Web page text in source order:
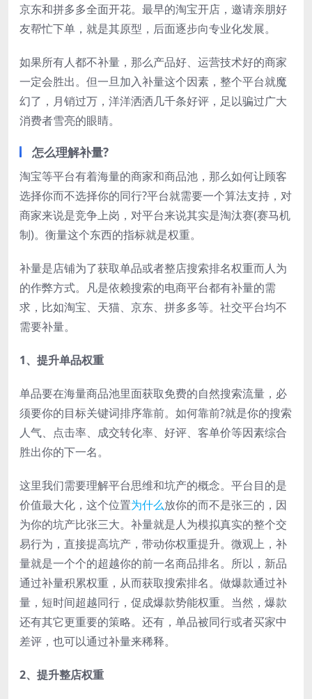
京东和拼多多全面开花。最早的淘宝开店，邀请亲朋好
友帮忙下单，就是其原型，后面逐步向专业化发展。
如果所有人都不补量，那么产品好、运营技术好的商家
一定会胜出。但一旦加入补量这个因素，整个平台就魔
幻了，月销过万，洋洋洒洒几千条好评，足以骗过广大
消费者雪亮的眼睛。
怎么理解补量?
淘宝等平台有着海量的商家和商品池，那么如何让顾客
选择你而不选择你的同行?平台就需要一个算法支持，对
商家来说是竞争上岗，对平台来说其实是淘汰赛(赛马机
制)。衡量这个东西的指标就是权重。
补量是店铺为了获取单品或者整店搜索排名权重而人为
的作弊方式。凡是依赖搜索的电商平台都有补量的需
求，比如淘宝、天猫、京东、拼多多等。社交平台均不
需要补量。
1、提升单品权重
单品要在海量商品池里面获取免费的自然搜索流量，必
须要你的目标关键词排序靠前。如何靠前?就是你的搜索
人气、点击率、成交转化率、好评、客单价等因素综合
胜出你的下一名。
这里我们需要理解平台思维和坑产的概念。平台目的是
价值最大化，这个位置为什么放你的而不是张三的，因
为你的坑产比张三大。补量就是人为模拟真实的整个交
易行为，直接提高坑产，带动你权重提升。微观上，补
量就是一个个的超越你的前一名商品排名。所以，新品
通过补量积累权重，从而获取搜索排名。做爆款通过补
量，短时间超越同行，促成爆款势能权重。当然，爆款
还有其它更重要的策略。还有，单品被同行或者买家中
差评，也可以通过补量来稀释。
2、提升整店权重